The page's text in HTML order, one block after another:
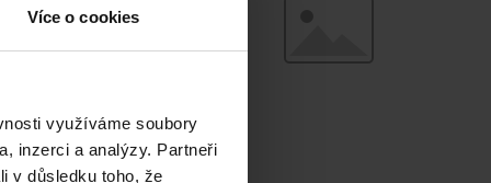
Více o cookies
využíváme soubory
inzerci a analýzy. Partneři
v důsledku toho, že
Co se
změnit
možné
zváží tuto
stavby
od
tedy možné